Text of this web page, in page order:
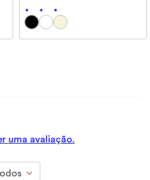
uma avaliação.